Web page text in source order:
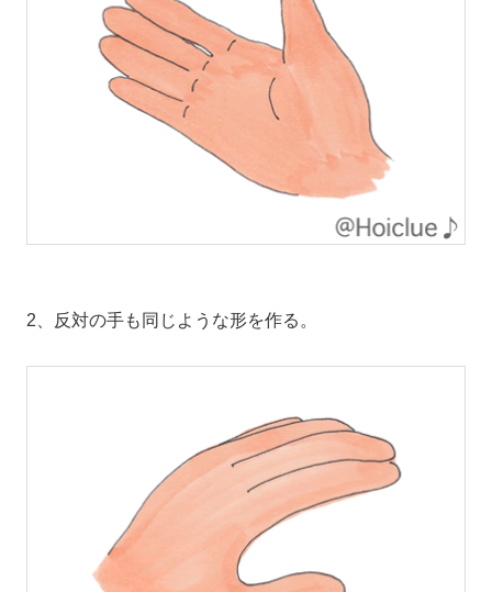
2、反対の手も同じような形を作る。